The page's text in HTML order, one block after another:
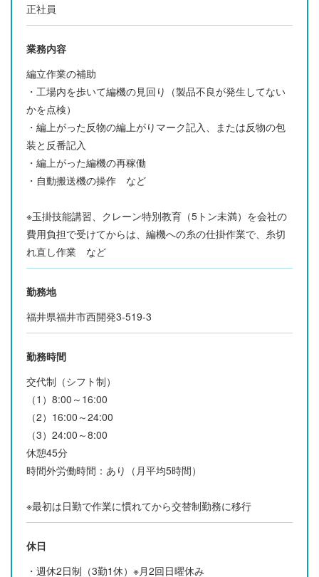
正社員
業務内容
編立作業の補助
・工場内を歩いて編機の見回り（製品不良が発生してない
かを点検）
・編上がった反物の編上がりマーク記入、または反物の包
装と反番記入
・編上がった編機の再稼働
・自動搬送機の操作 など
※玉掛技能講習、クレーン特別教育（5トン未満）を会社の
費用負担で受けてからは、編機への糸の仕掛作業で、糸切
れ直し作業 など
勤務地
福井県福井市西開発3-519-3
勤務時間
交代制（シフト制）
（1）8:00～16:00
（2）16:00～24:00
（3）24:00～8:00
休憩45分
時間外労働時間：あり（月平均5時間）
※最初は日勤で作業に慣れてから交替制勤務に移行
休日
・週休2日制（3勤1休）※月2回日曜休み